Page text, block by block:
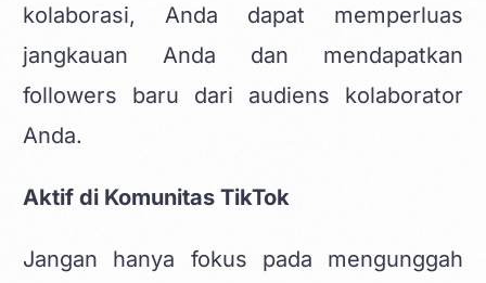
kolaborasi, Anda dapat memperluas
jangkauan Anda dan mendapatkan
followers baru dari audiens kolaborator
Anda.
Aktif di Komunitas TikTok
Jangan hanya fokus pada mengunggah